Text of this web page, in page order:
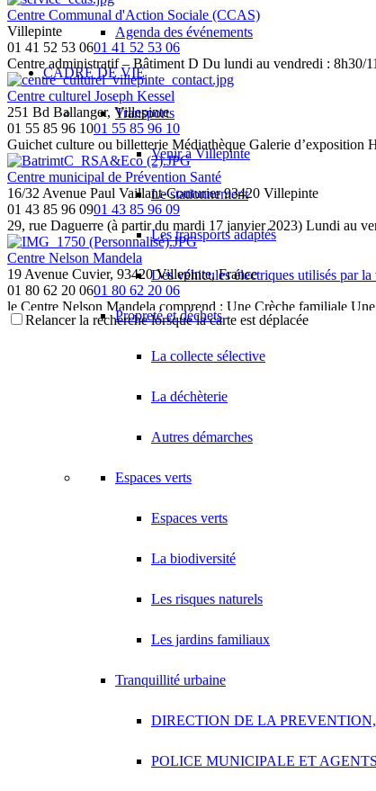
Agenda des événements
CADRE DE VIE
Transports
Venir à Villepinte
Le stationnement
Les transports adaptés
Des véhicules électriques utilisés par
Propreté et déchets
La collecte sélective
La déchèterie
Autres démarches
Espaces verts
Espaces verts
La biodiversité
Les risques naturels
Les jardins familiaux
Tranquillité urbaine
DIRECTION DE LA
POLICE MUNICIPALE ET
Centre Communal d'Action Sociale (CCAS)
Villepinte
01 41 52 53 0601 41 52 53 06
Centre administratif – Bâtiment D Du lundi au vendredi : 8h30/
Centre culturel Joseph Kessel
251 Bd Ballanger, Villepinte
01 55 85 96 1001 55 85 96 10
Guichet culture ou billetterie Médiathèque Galerie d’exposition
Centre municipal de Prévention Santé
16/32 Avenue Paul Vaillant-Couturier 93420 Villepinte
01 43 85 96 0901 43 85 96 09
29, rue Daguerre (à partir du mardi 17 janvier 2023) Lundi au
Centre Nelson Mandela
19 Avenue Cuvier, 93420 Villepinte, France
01 80 62 20 0601 80 62 20 06
le Centre Nelson Mandela comprend : Une Crèche familiale
88 Bd Laurent et Danielle Casanova, Villepinte
Ouvert du lundi au vendredi : 8h30/11h45 et 13h30/17h15
Route de Tremblay en France, Villepinte
251 Bd Ballanger, Villepinte
Direction de l'économie et du commerce
01 41 52 13 26
Direction Politique de la ville - Démarches quartiers
01 41 52 53 00
État civil et affaires générales
01 41 52 53 14
Relancer la recherche lorsque la carte est déplacée